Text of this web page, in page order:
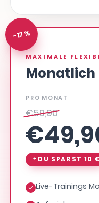
-17 %
MAXIMALE
Monatlich
PRO MONAT
€59,90
€
DU SPARST 10 €
Live-Trainings Mo